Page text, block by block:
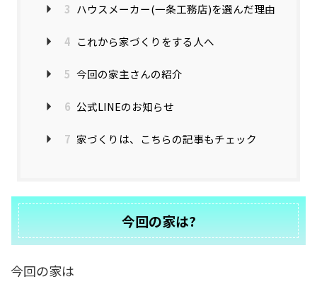
3 ハウスメーカー(一条工務店)を選んだ理由
4 これから家づくりをする人へ
5 今回の家主さんの紹介
6 公式LINEのお知らせ
7 家づくりは、こちらの記事もチェック
今回の家は?
今回の家は